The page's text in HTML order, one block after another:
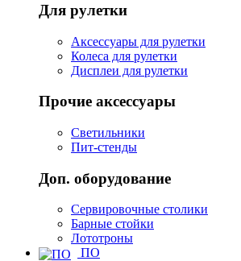
Для рулетки
Аксессуары для рулетки
Колеса для рулетки
Дисплеи для рулетки
Прочие аксессуары
Светильники
Пит-стенды
Доп. оборудование
Сервировочные столики
Барные стойки
Лототроны
ПО